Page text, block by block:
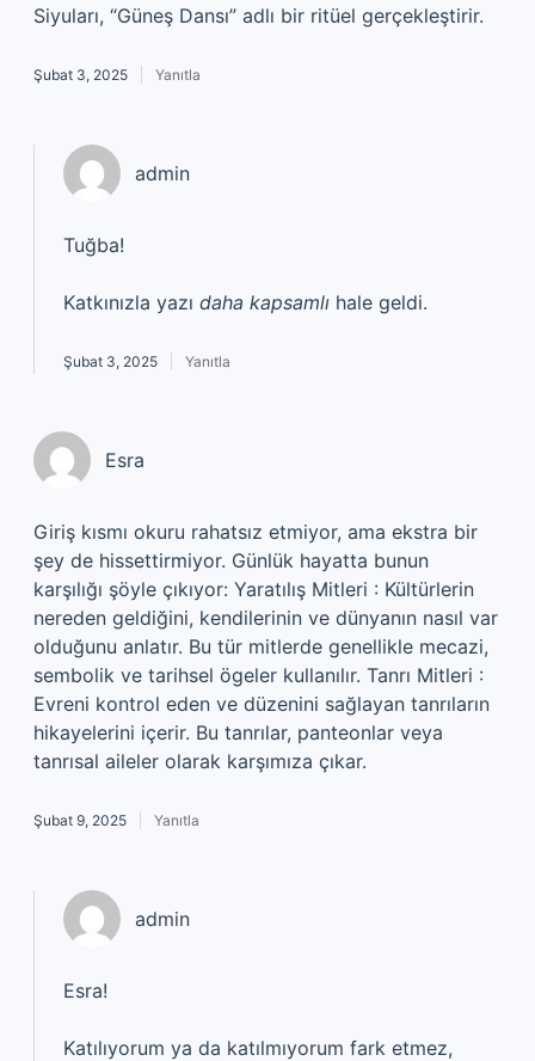
Siyuları, “Güneş Dansı” adlı bir ritüel gerçekleştirir.
Şubat 3, 2025 Yanıtla
admin
Tuğba!
Katkınızla yazı daha kapsamlı hale geldi.
Şubat 3, 2025 Yanıtla
Esra
Giriş kısmı okuru rahatsız etmiyor, ama ekstra bir
şey de hissettirmiyor. Günlük hayatta bunun
karşılığı şöyle çıkıyor: Yaratılış Mitleri : Kültürlerin
nereden geldiğini, kendilerinin ve dünyanın nasıl var
olduğunu anlatır. Bu tür mitlerde genellikle mecazi,
sembolik ve tarihsel ögeler kullanılır. Tanrı Mitleri :
Evreni kontrol eden ve düzenini sağlayan tanrıların
hikayelerini içerir. Bu tanrılar, panteonlar veya
tanrısal aileler olarak karşımıza çıkar.
Şubat 9, 2025 Yanıtla
admin
Esra!
Katılıyorum ya da katılmıyorum fark etmez,